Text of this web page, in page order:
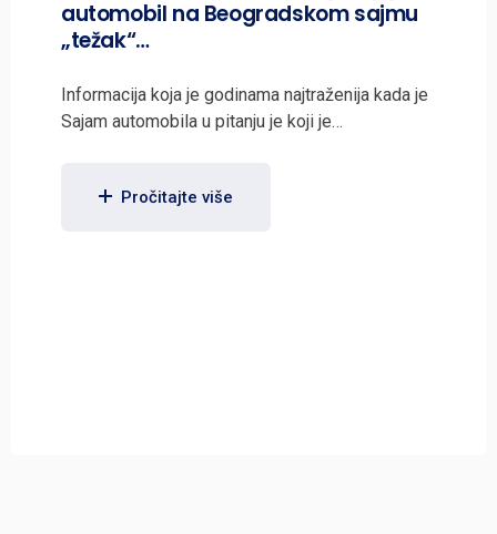
automobil na Beogradskom sajmu
„težak“…
Informacija koja je godinama najtraženija kada je
Sajam automobila u pitanju je koji je…
Pročitajte više